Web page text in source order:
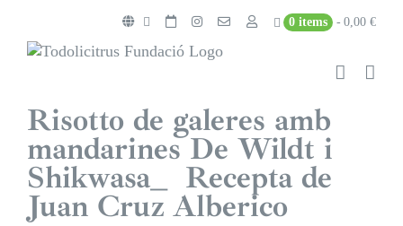
content
0 items 0,00 €
Risotto de galeres amb
mandarines De Wildt i
Shikwasa_ Recepta de
Juan Cruz Alberico